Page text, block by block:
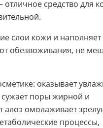
средство для
слои кожи и наполняет
обезвоживания, не
оказывает
сужает поры жирной и
алоэ омолаживает
процессы,